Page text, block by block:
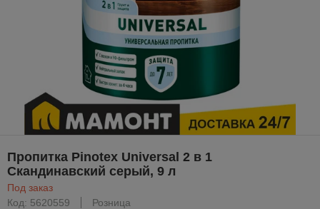
Пропитка Pinotex Universal 2 в 1
Скандинавский серый, 9 л
Под заказ
Код: 5620559
Розница